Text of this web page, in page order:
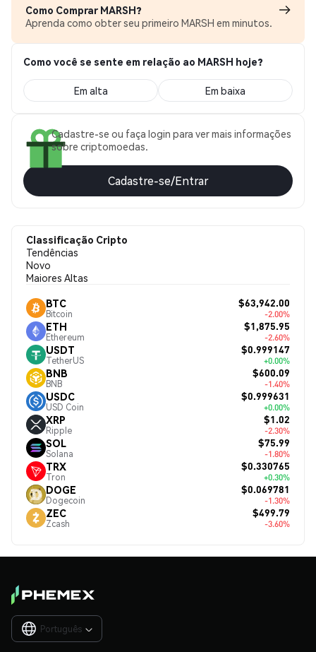
Como Comprar MARSH?
Aprenda como obter seu primeiro MARSH em minutos.
Como você se sente em relação ao MARSH hoje?
Em alta Em baixa
Cadastre-se ou faça login para ver mais informações
sobre criptomoedas.
Cadastre-se/Entrar
Classificação Cripto
Tendências
Novo
Maiores Altas
BTC
Bitcoin
$63,942.00
-2.00%
ETH
Ethereum
$1,875.95
-2.60%
USDT
TetherUS
$0.999147
+0.00%
BNB
BNB
$600.09
-1.40%
USDC
USD Coin
$0.999631
+0.00%
XRP
Ripple
$1.02
-2.30%
SOL
Solana
$75.99
-1.80%
TRX
Tron
$0.330765
+0.30%
DOGE
Dogecoin
$0.069781
-1.30%
ZEC
Zcash
$499.79
-3.60%
Português 